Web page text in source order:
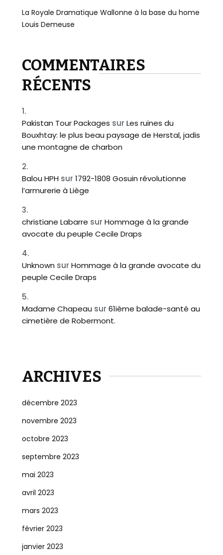
La Royale Dramatique Wallonne à la base du home
Louis Demeuse
COMMENTAIRES
RÉCENTS
Pakistan Tour Packages sur Les ruines du
Bouxhtay: le plus beau paysage de Herstal, jadis
une montagne de charbon
Balou HPH sur 1792-1808 Gosuin révolutionne
l’armurerie à Liège
christiane Labarre sur Hommage à la grande
avocate du peuple Cecile Draps
Unknown sur Hommage à la grande avocate du
peuple Cecile Draps
Madame Chapeau sur 61ième balade-santé au
cimetière de Robermont.
ARCHIVES
décembre 2023
novembre 2023
octobre 2023
septembre 2023
mai 2023
avril 2023
mars 2023
février 2023
janvier 2023